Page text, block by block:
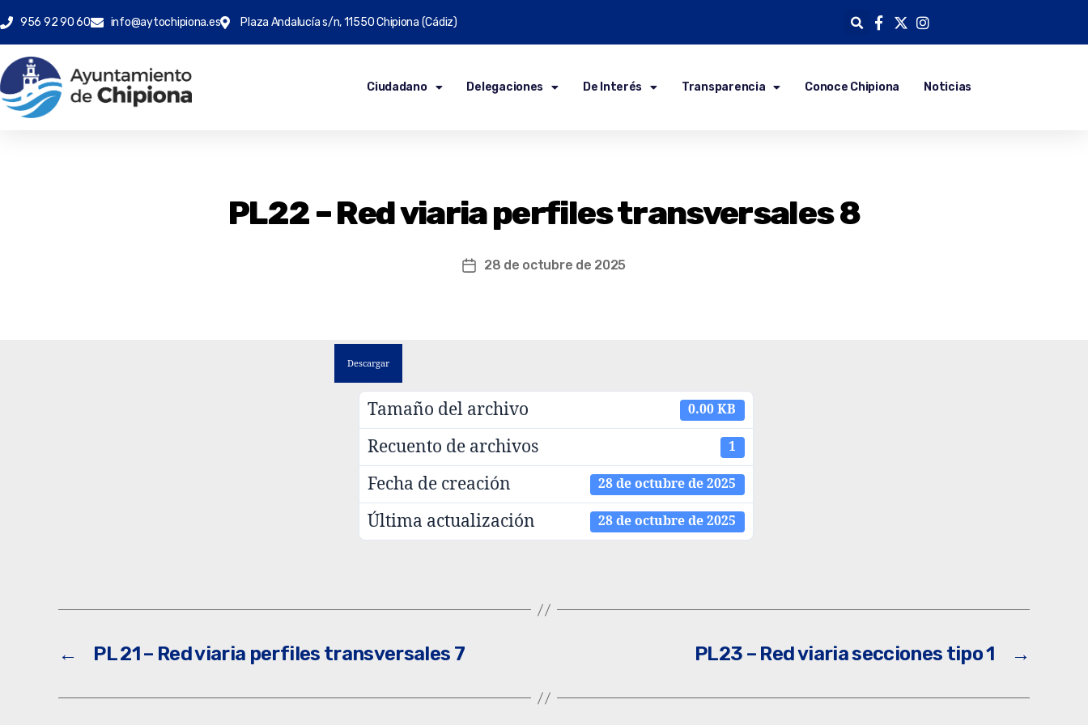
956 92 90 60 info@aytochipiona.es Plaza Andalucía s/n, 11550 Chipiona (Cádiz)
Ciudadano Delegaciones De Interés Transparencia Conoce Chipiona Noticias
PL22 – Red viaria perfiles transversales 8
28 de octubre de 2025
Descargar
Tamaño del archivo 0.00 KB
Recuento de archivos 1
Fecha de creación 28 de octubre de 2025
Última actualización 28 de octubre de 2025
← PL 21 – Red viaria perfiles transversales 7 →
PL23 – Red viaria secciones tipo 1